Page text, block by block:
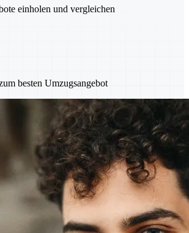
einholen und vergleichen
besten Umzugsangebot